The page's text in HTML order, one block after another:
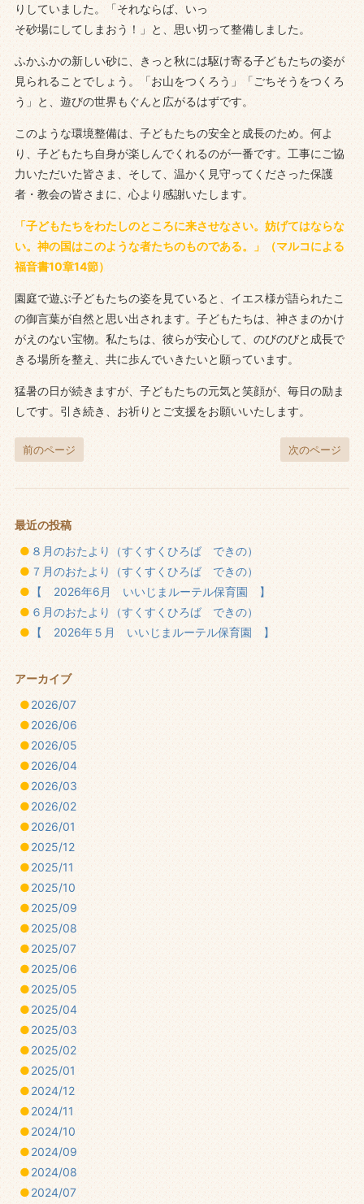
りしていました。「それならば、いっ
そ砂場にしてしまおう！」と、思い切って整備しました。
ふかふかの新しい砂に、きっと秋には駆け寄る子どもたちの姿が
見られることでしょう。「お山をつくろう」「ごちそうをつくろ
う」と、遊びの世界もぐんと広がるはずです。
このような環境整備は、子どもたちの安全と成長のため。何よ
り、子どもたち自身が楽しんでくれるのが一番です。工事にご協
力いただいた皆さま、そして、温かく見守ってくださった保護
者・教会の皆さまに、心より感謝いたします。
「子どもたちをわたしのところに来させなさい。妨げてはならな
い。神の国はこのような者たちのものである。」（マルコによる
福音書10章14節）
園庭で遊ぶ子どもたちの姿を見ていると、イエス様が語られたこ
の御言葉が自然と思い出されます。子どもたちは、神さまのかけ
がえのない宝物。私たちは、彼らが安心して、のびのびと成長で
きる場所を整え、共に歩んでいきたいと願っています。
猛暑の日が続きますが、子どもたちの元気と笑顔が、毎日の励ま
しです。引き続き、お祈りとご支援をお願いいたします。
前のページ 次のページ
最近の投稿
８月のおたより（すくすくひろば できの）
７月のおたより（すくすくひろば できの）
【 2026年6月 いいじまルーテル保育園 】
６月のおたより（すくすくひろば できの）
【 2026年５月 いいじまルーテル保育園 】
アーカイブ
2026/07
2026/06
2026/05
2026/04
2026/03
2026/02
2026/01
2025/12
2025/11
2025/10
2025/09
2025/08
2025/07
2025/06
2025/05
2025/04
2025/03
2025/02
2025/01
2024/12
2024/11
2024/10
2024/09
2024/08
2024/07